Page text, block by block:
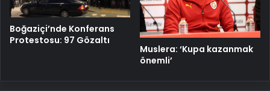
Boğaziçi’nde Konferans
Protestosu: 97 Gözaltı
Muslera: ‘Kupa kazanmak
önemli’